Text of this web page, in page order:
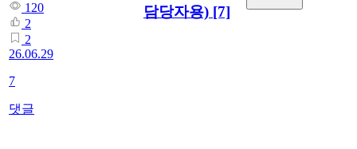
120
2
2
26.06.29
7
댓글
담당자용) [7]